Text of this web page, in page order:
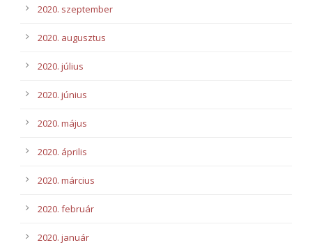
2020. szeptember
2020. augusztus
2020. július
2020. június
2020. május
2020. április
2020. március
2020. február
2020. január